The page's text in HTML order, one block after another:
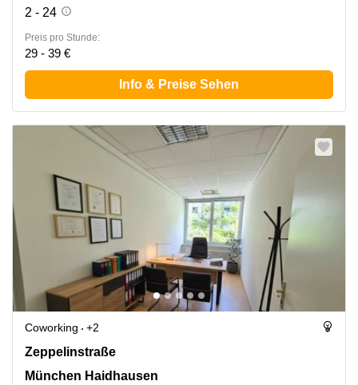
2 - 24
Preis pro Stunde:
29 - 39 €
Info & Preise Sehen
Coworking
+2
Zeppelinstraße 71-73, München Haidhausen
Zeppelinstraße
München Haidhausen